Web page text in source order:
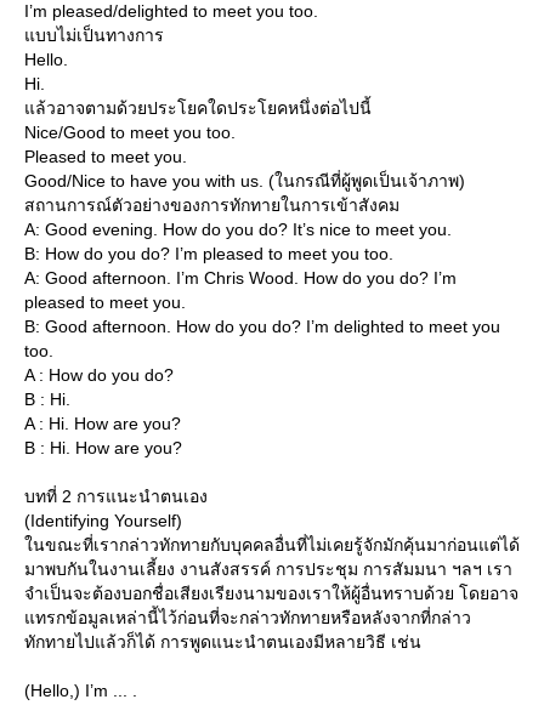
I’m pleased/delighted to meet you too.
บบไม่เป็นทางการ
Hello.
Hi.
ล้วอาจตามด้วยประโยคใดประโยคหนึ่งต่อไปนี้
Nice/Good to meet you too.
Pleased to meet you.
Good/Nice to have you with us. (ในกรณีที่ผู้พูดเป็นเจ้าภาพ)
สถานการณ์ตัวอย่างของการทักทายในการเข้าสังคม
A: Good evening. How do you do? It’s nice to meet you.
B: How do you do? I’m pleased to meet you too.
A: Good afternoon. I’m Chris Wood. How do you do? I’m
pleased to meet you.
B: Good afternoon. How do you do? I’m delighted to meet you
too.
A : How do you do?
B : Hi.
A : Hi. How are you?
B : Hi. How are you?
บทที่ 2 การแนะนำตนเอง
(Identifying Yourself)
นขณะที่เรากล่าวทักทายกับบุคคลอื่นที่ไม่เคยรู้จักมักคุ้นมาก่อนแต่ได้
มาพบกันในงานเลี้ยง งานสังสรรค์ การประชุม การสัมมนา ฯลฯ เรา
จำเป็นจะต้องบอกชื่อเสียงเรียงนามของเราให้ผู้อื่นทราบด้วย โดยอาจ
ทรกข้อมูลเหล่านี้ไว้ก่อนที่จะกล่าวทักทายหรือหลังจากที่กล่าว
ทักทายไปแล้วก็ได้ การพูดแนะนำตนเองมีหลายวิธี เช่น
(Hello,) I’m ... .